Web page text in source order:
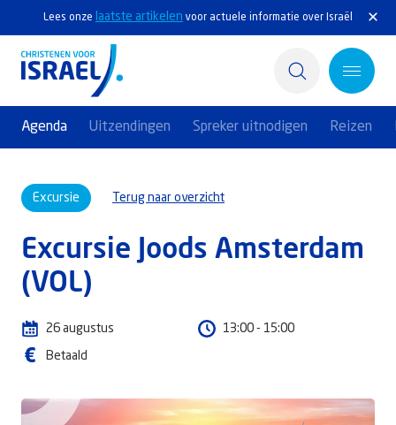
Lees onze laatste artikelen voor actuele informatie over Israël
Agenda Uitzendingen Spreker uitnodigen Reizen
Actief
Ontdek
Steun Israël
Service & Contact
Excursie Terug naar overzicht
Excursie Joods Amsterdam
(VOL)
26 augustus 13:00 - 15:00
Betaald